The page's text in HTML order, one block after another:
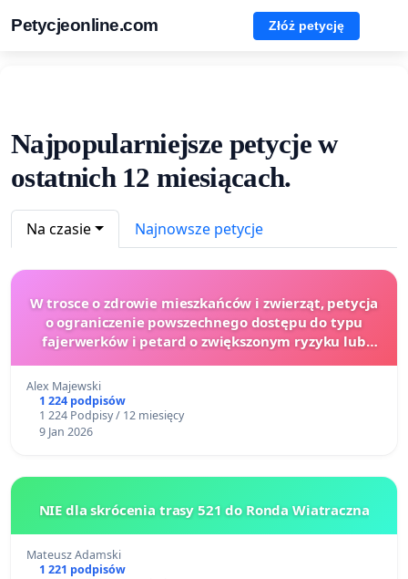
Petycjeonline.com Złóż petycję
Najpopularniejsze petycje w
ostatnich 12 miesiącach.
Na czasie Najnowsze petycje
W trosce o zdrowie mieszkańców i zwierząt, petycja
o ograniczenie powszechnego dostępu do typu
fajerwerków i petard o zwiększonym ryzyku lub
Alex Majewski
1 224 podpisów
1 224 Podpisy / 12 miesięcy
9 Jan 2026
NIE dla skrócenia trasy 521 do Ronda Wiatraczna
Mateusz Adamski
1 221 podpisów